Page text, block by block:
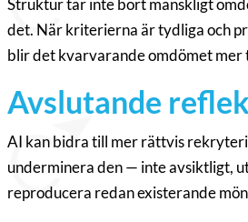
Struktur tar inte bort mänskligt
det. När kriterierna är tydliga och
blir det kvarvarande omdömet
Avslutande
AI kan bidra till mer rättvis
underminera den — inte avsiktligt,
reproducera redan existerande